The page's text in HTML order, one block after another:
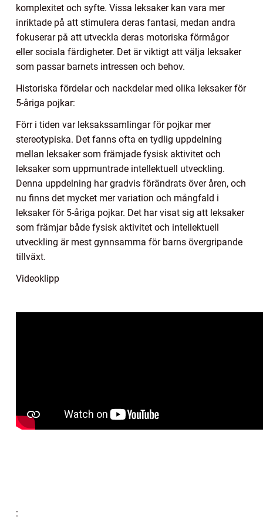
komplexitet och syfte. Vissa leksaker kan vara mer
inriktade på att stimulera deras fantasi, medan andra
fokuserar på att utveckla deras motoriska förmågor
eller sociala färdigheter. Det är viktigt att välja leksaker
som passar barnets intressen och behov.
Historiska fördelar och nackdelar med olika leksaker för
5-åriga pojkar:
Förr i tiden var leksakssamlingar för pojkar mer
stereotypiska. Det fanns ofta en tydlig uppdelning
mellan leksaker som främjade fysisk aktivitet och
leksaker som uppmuntrade intellektuell utveckling.
Denna uppdelning har gradvis förändrats över åren, och
nu finns det mycket mer variation och mångfald i
leksaker för 5-åriga pojkar. Det har visat sig att leksaker
som främjar både fysisk aktivitet och intellektuell
utveckling är mest gynnsamma för barns övergripande
tillväxt.
Videoklipp
: